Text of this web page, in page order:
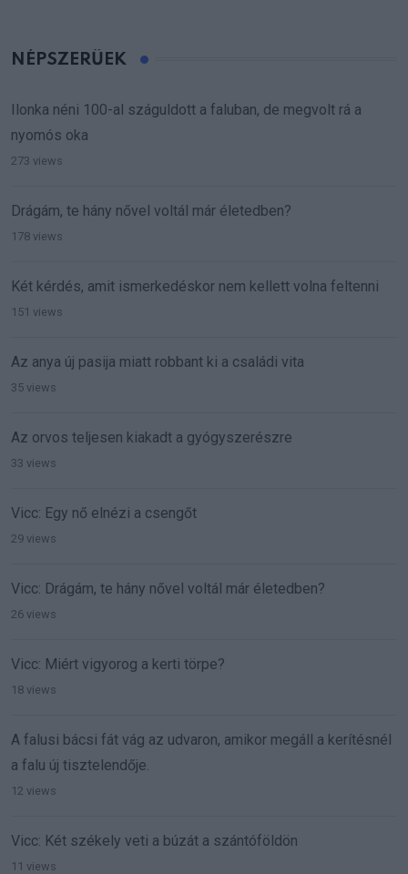
NÉPSZERŰEK
Ilonka néni 100-al száguldott a faluban, de megvolt rá a
nyomós oka
273 views
Drágám, te hány nővel voltál már életedben?
178 views
Két kérdés, amit ismerkedéskor nem kellett volna feltenni
151 views
Az anya új pasija miatt robbant ki a családi vita
35 views
Az orvos teljesen kiakadt a gyógyszerészre
33 views
Vicc: Egy nő elnézi a csengőt
29 views
Vicc: Drágám, te hány nővel voltál már életedben?
26 views
Vicc: Miért vigyorog a kerti törpe?
18 views
A falusi bácsi fát vág az udvaron, amikor megáll a kerítésnél
a falu új tisztelendője.
12 views
Vicc: Két székely veti a búzát a szántóföldön
11 views